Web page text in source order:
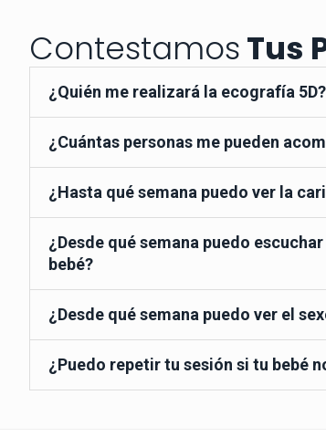
ContestamosTus
¿Quién me realizará la ecografía 5D?
¿Cuántas personas me pueden
¿Hasta qué semana puedo ver la
¿Desde qué semana puedo
bebé?
¿Desde qué semana puedo ver el
¿Puedo repetir tu sesión si tu bebé